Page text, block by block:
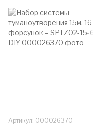
Артикул: 000026370